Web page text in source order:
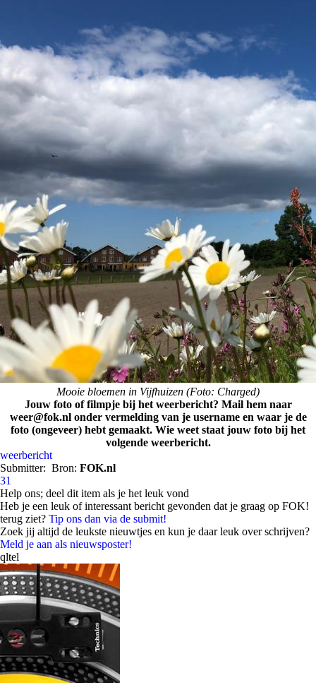
Mooie bloemen in Vijfhuizen (Foto: Charged)
Jouw foto of filmpje bij het weerbericht? Mail hem naar
weer@fok.nl onder vermelding van je username en waar je de
foto (ongeveer) hebt gemaakt. Wie weet staat jouw foto bij het
volgende weerbericht.
weerbericht
Submitter: Bron: FOK.nl
31
Help ons; deel dit item als je het leuk vond
Heb je een leuk of interessant bericht gevonden dat je graag op FOK!
terug ziet? Tip ons dan via de submit!
Zoek jij altijd de leukste nieuwtjes en kun je daar leuk over schrijven?
Meld je aan als nieuwsposter!
qltel